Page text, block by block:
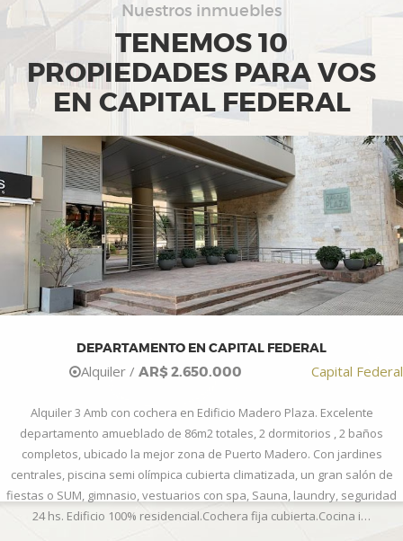
SERVICIOS
QUIERO VENDER
EMPRENDIMIENTOS
CONTACTO
Nuestros inmuebles
TENEMOS10
PROPIEDADES PARA VOS
EN CAPITAL FEDERAL
DEPARTAMENTO EN CAPITAL FEDERAL
Alquiler / AR$ 2.650.000 Capital Federal
Alquiler 3 Amb con cochera en Edificio Madero Plaza. Excelente
departamento amueblado de 86m2 totales, 2 dormitorios , 2 baños
completos, ubicado la mejor zona de Puerto Madero. Con jardines
centrales, piscina semi olímpica cubierta climatizada, un gran salón de
fiestas o SUM, gimnasio, vestuarios con spa, Sauna, laundry, seguridad
24 hs. Edificio 100% residencial.Cochera fija cubierta.Cocina i…